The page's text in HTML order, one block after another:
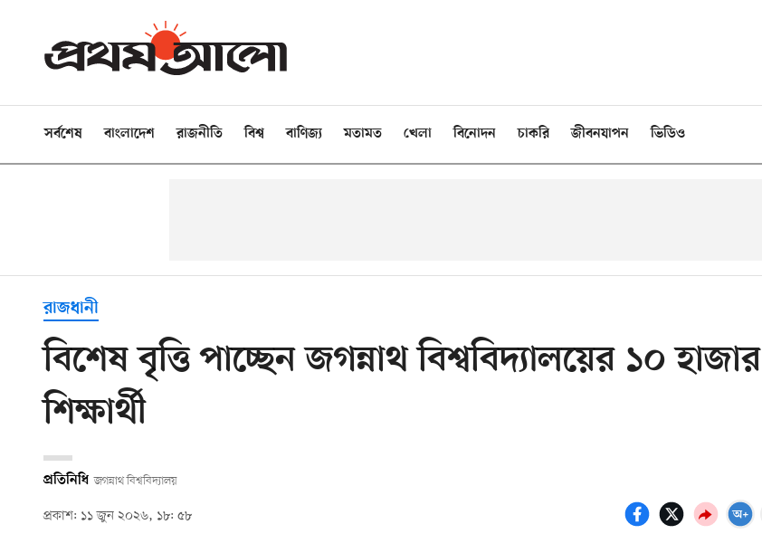
সর্বশেষ বাংলাদেশ রাজনীতি বিশ্ব বাণিজ্য মতামত খেলা বিনোদন চাকরি জীবনযাপন ভিডিও
রাজধানী
বিশেষ বৃত্তি পাচ্ছেন জগন্নাথ বিশ্ববিদ্যালয়ের ১০ হাজার
শিক্ষার্থী
প্রতিনিধি জগন্নাথ বিশ্ববিদ্যালয়
প্রকাশ: ১১ জুন ২০২৬, ১৮: ৫৮